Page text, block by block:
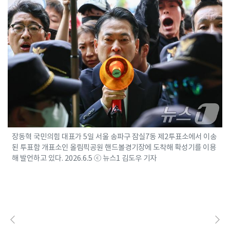
장동혁 국민의힘 대표가 5일 서울 송파구 잠실7동 제2투표소에서 이송
된 투표함 개표소인 올림픽공원 핸드볼경기장에 도착해 확성기를 이용
해 발언하고 있다. 2026.6.5 ⓒ 뉴스1 김도우 기자